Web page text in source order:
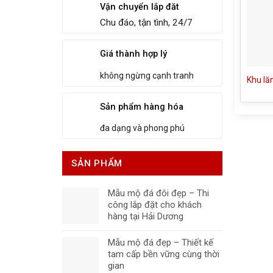
Vận chuyển lắp đăt
Chu đáo, tận tình, 24/7
Giá thành hợp lý
không ngừng cạnh tranh
Sản phẩm hàng hóa
đa dạng và phong phú
SẢN PHẨM
Mẫu mộ đá đôi đẹp – Thi
công lắp đặt cho khách
hàng tại Hải Dương
Mẫu mộ đá đẹp – Thiết kế
tam cấp bền vững cùng thời
gian
Khu